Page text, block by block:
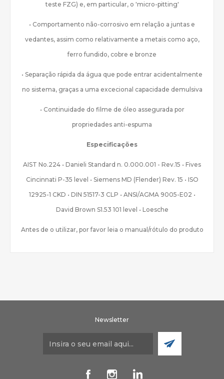
teste FZG) e, em particular, o 'micro-pitting'
• Comportamento não-corrosivo em relação a juntas e
vedantes, assim como relativamente a metais como aço,
ferro fundido, cobre e bronze
• Separação rápida da água que pode entrar acidentalmente
no sistema, graças a uma excecional capacidade demulsiva
• Continuidade do filme de óleo assegurada por
propriedades anti-espuma
Especificações
AIST No.224 • Danieli Standard n. 0.000.001 - Rev.15 • Fives
Cincinnati P-35 level • Siemens MD (Flender) Rev. 15 • ISO
12925-1 CKD • DIN 51517-3 CLP • ANSI/AGMA 9005-E02 •
David Brown S1.53 101 level • Loesche
Antes de o utilizar, por favor leia o manual/rótulo do produto
Newsletter